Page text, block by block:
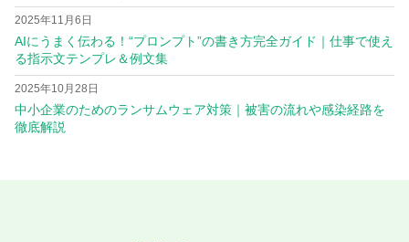
AIにうまく伝わる！“プロンプト”の書き方完全ガイド｜仕事で使え
る指示文テンプレ＆例文集
2025年11月6日
中小企業のためのランサムウェア対策｜被害の流れや感染経路を
徹底解説
2025年10月28日